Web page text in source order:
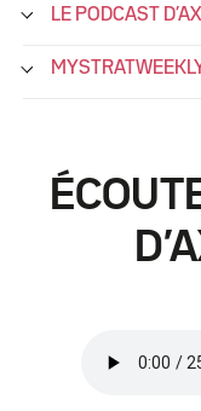
LE PODCAST